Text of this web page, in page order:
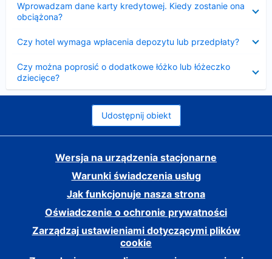
Wprowadzam dane karty kredytowej. Kiedy zostanie ona
obciążona?
Czy hotel wymaga wpłacenia depozytu lub przedpłaty?
Czy można poprosić o dodatkowe łóżko lub łóżeczko
dziecięce?
Udostępnij obiekt
Wersja na urządzenia stacjonarne
Warunki świadczenia usług
Jak funkcjonuje nasza strona
Oświadczenie o ochronie prywatności
Zarządzaj ustawieniami dotyczącymi plików
cookie